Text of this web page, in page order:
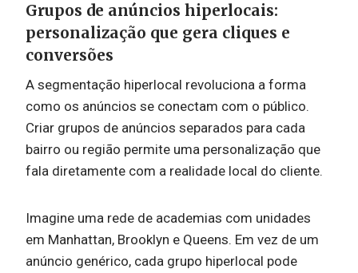
Grupos de anúncios hiperlocais:
personalização que gera cliques e
conversões
A segmentação hiperlocal revoluciona a forma
como os anúncios se conectam com o público.
Criar grupos de anúncios separados para cada
bairro ou região permite uma personalização que
fala diretamente com a realidade local do cliente.
Imagine uma rede de academias com unidades
em Manhattan, Brooklyn e Queens. Em vez de um
anúncio genérico, cada grupo hiperlocal pode